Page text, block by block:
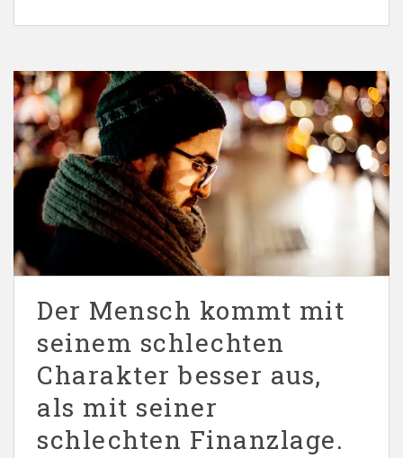
Der Mensch kommt mit
seinem schlechten
Charakter besser aus,
als mit seiner
schlechten Finanzlage.